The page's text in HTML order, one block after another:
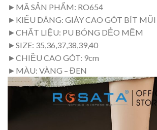
►MÃ SẢN PHẨM: RO654
►KIỂU DÁNG: GIÀY CAO GÓT BÍT MŨI
►CHẤT LIỆU: PU BÓNG DẺO MỀM
►SIZE: 35,36,37,38,39,40
►CHIỀU CAO GÓT: 9cm
►MÀU: VÀNG – ĐEN